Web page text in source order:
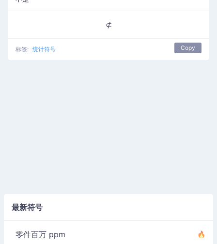
⊄
标签: 统计符号 Copy
最新符号
零件百万 ppm